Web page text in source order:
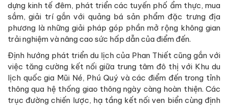
dựng kinh tế đêm, phát triển các tuyến phố ẩm thực, mua
sắm, giải trí gắn với quảng bá sản phẩm đặc trưng địa
phương là những giải pháp góp phần mở rộng không gian
trải nghiệm và nâng cao sức hấp dẫn của điểm đến.
Định hướng phát triển du lịch của Phan Thiết cũng gắn với
việc tăng cường kết nối giữa trung tâm đô thị với Khu du
lịch quốc gia Mũi Né, Phú Quý và các điểm đến trong tỉnh
thông qua hệ thống giao thông ngày càng hoàn thiện. Các
trục đường chiến lược, hạ tầng kết nối ven biển cùng định